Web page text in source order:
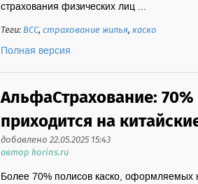
страхования физических лиц ...
Теги:ВСС,страхование жилья,каско
Полная версия
АльфаСтрахование:
приходится на
добавлено 22.05.2025 15:43
автор korins.ru
Более 70% полисов каско, оформляемых